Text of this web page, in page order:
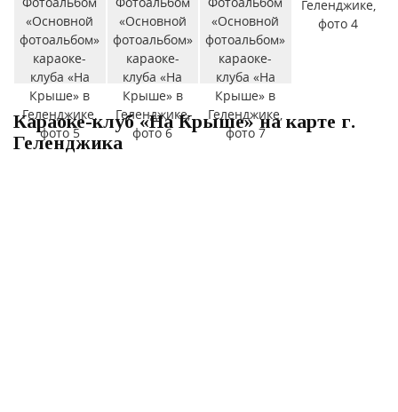
Караоке-клуб «На Крыше» на карте г.
Геленджика